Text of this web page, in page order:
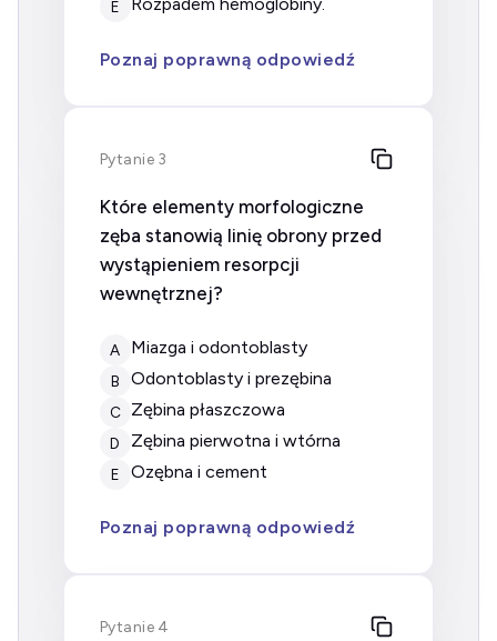
E
Poznaj poprawną odpowiedź
Pytanie 3
Które elementy morfologiczne
zęba stanowią linię obrony przed
wystąpieniem resorpcji
wewnętrznej?
A miazga i odontoblasty
B odontoblasty i prezębina
C zębina płaszczowa
D zębina pierwotna i wtórna
E ozębna i cement
Poznaj poprawną odpowiedź
Pytanie 4